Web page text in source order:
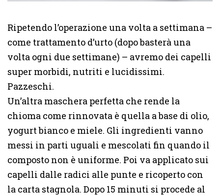
Ripetendo l’operazione una volta a settimana –
come trattamento d’urto (dopo basterà una
volta ogni due settimane) – avremo dei capelli
super morbidi, nutriti e lucidissimi.
Pazzeschi.
Un’altra maschera perfetta che rende la
chioma come rinnovata è quella a base di olio,
yogurt bianco e miele. Gli ingredienti vanno
messi in parti uguali e mescolati fin quando il
composto non è uniforme. Poi va applicato sui
capelli dalle radici alle punte e ricoperto con
la carta stagnola. Dopo 15 minuti si procede al